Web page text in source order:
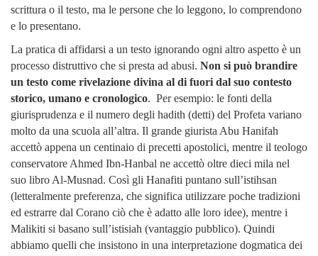
scrittura o il testo, ma le persone che lo leggono, lo comprendono
e lo presentano.
La pratica di affidarsi a un testo ignorando ogni altro aspetto è un
processo distruttivo che si presta ad abusi. Non si può brandire
un testo come rivelazione divina al di fuori dal suo contesto
storico, umano e cronologico. Per esempio: le fonti della
giurisprudenza e il numero degli hadith (detti) del Profeta variano
molto da una scuola all’altra. Il grande giurista Abu Hanifah
accettò appena un centinaio di precetti apostolici, mentre il teologo
conservatore Ahmed Ibn-Hanbal ne accettò oltre dieci mila nel
suo libro Al-Musnad. Così gli Hanafiti puntano sull’istihsan
(letteralmente preferenza, che significa utilizzare poche tradizioni
ed estrarre dal Corano ciò che è adatto alle loro idee), mentre i
Malikiti si basano sull’istisiah (vantaggio pubblico). Quindi
abbiamo quelli che insistono in una interpretazione dogmatica dei